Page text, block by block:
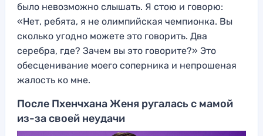
было невозможно слышать. Я стою и говорю:
«Нет, ребята, я не олимпийская чемпионка. Вы
сколько угодно можете это говорить. Два
серебра, где? Зачем вы это говорите?» Это
обесценивание моего соперника и непрошеная
жалость ко мне.
После Пхенчхана Женя ругалась с мамой
из-за своей неудачи